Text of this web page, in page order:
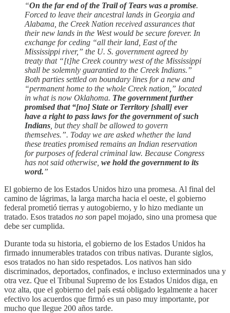
“On the far end of the Trail of Tears was a promise.
Forced to leave their ancestral lands in Georgia and
Alabama, the Creek Nation received assurances that
their new lands in the West would be secure forever. In
exchange for ceding “all their land, East of the
Mississippi river,” the U. S. government agreed by
treaty that “[t]he Creek country west of the Mississippi
shall be solemnly guarantied to the Creek Indians.”
Both parties settled on boundary lines for a new and
“permanent home to the whole Creek nation,” located
in what is now Oklahoma. The government further
promised that “[no] State or Territory [shall] ever
have a right to pass laws for the government of such
Indians , but they shall be allowed to govern
themselves.”. Today we are asked whether the land
these treaties promised remains an Indian reservation
for purposes of federal criminal law. Because Congress
has not said otherwise, we hold the government to its
word.”
El gobierno de los Estados Unidos hizo una promesa. Al final del
camino de lágrimas, la larga marcha hacia el oeste, el gobierno
federal prometió tierras y autogobierno, y lo hizo mediante un
tratado. Esos tratados no son papel mojado, sino una promesa que
debe ser cumplida.
Durante toda su historia, el gobierno de los Estados Unidos ha
firmado innumerables tratados con tribus nativas. Durante siglos,
esos tratados no han sido respetados. Los nativos han sido
discriminados, deportados, confinados, e incluso exterminados una y
otra vez. Que el Tribunal Supremo de los Estados Unidos diga, en
voz alta, que el gobierno del país está obligado legalmente a hacer
efectivo los acuerdos que firmó es un paso muy importante, por
mucho que llegue 200 años tarde.